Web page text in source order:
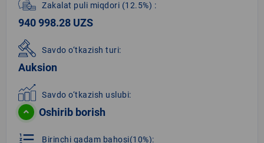
Zakalat puli miqdori (12.5%) :
940 998.28 UZS
Savdo o‘tkazish turi:
Auksion
Savdo o‘tkazish uslubi:
Oshirib borish
Birinchi qadam bahosi(10%):